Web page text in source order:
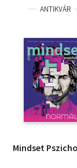
ANTIKVÁR
Mindset